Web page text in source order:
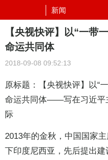
新闻
【央视快评】以“一带
命运共同体
2018-09-08 09:52:13
原标题：【央视快评】以“
命运共同体——写在习近平
际
2013年的金秋，中国国家
下印度尼西亚，先后提出建